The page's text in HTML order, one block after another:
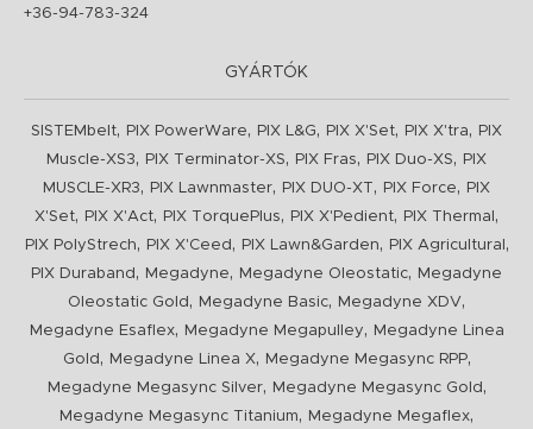
+36-94-783-324
GYÁRTÓK
SISTEMbelt, PIX PowerWare, PIX L&G, PIX X'Set, PIX X'tra,
PIX
Muscle-XS3, PIX Terminator-XS, PIX Fras, PIX Duo-XS,
PIX
MUSCLE-XR3, PIX Lawnmaster, PIX DUO-XT , PIX Force,
PIX
X'Set, PIX X'Act, PIX TorquePlus, PIX X'Pedient, PIX Thermal ,
PIX PolyStrech, PIX X'Ceed , PIX Lawn&Garden, PIX Agricultural ,
PIX Duraband , Megadyne, Megadyne Oleostatic,
Megadyne
Oleostatic Gold , Megadyne Basic, Megadyne XDV,
Megadyne Esaflex, Megadyne Megapulley,
Megadyne Linea
Gold , Megadyne Linea X, Megadyne Megasync RPP,
Megadyne Megasync Silver, Megadyne Megasync Gold ,
Megadyne Megasync Titanium, Megadyne Megaflex,